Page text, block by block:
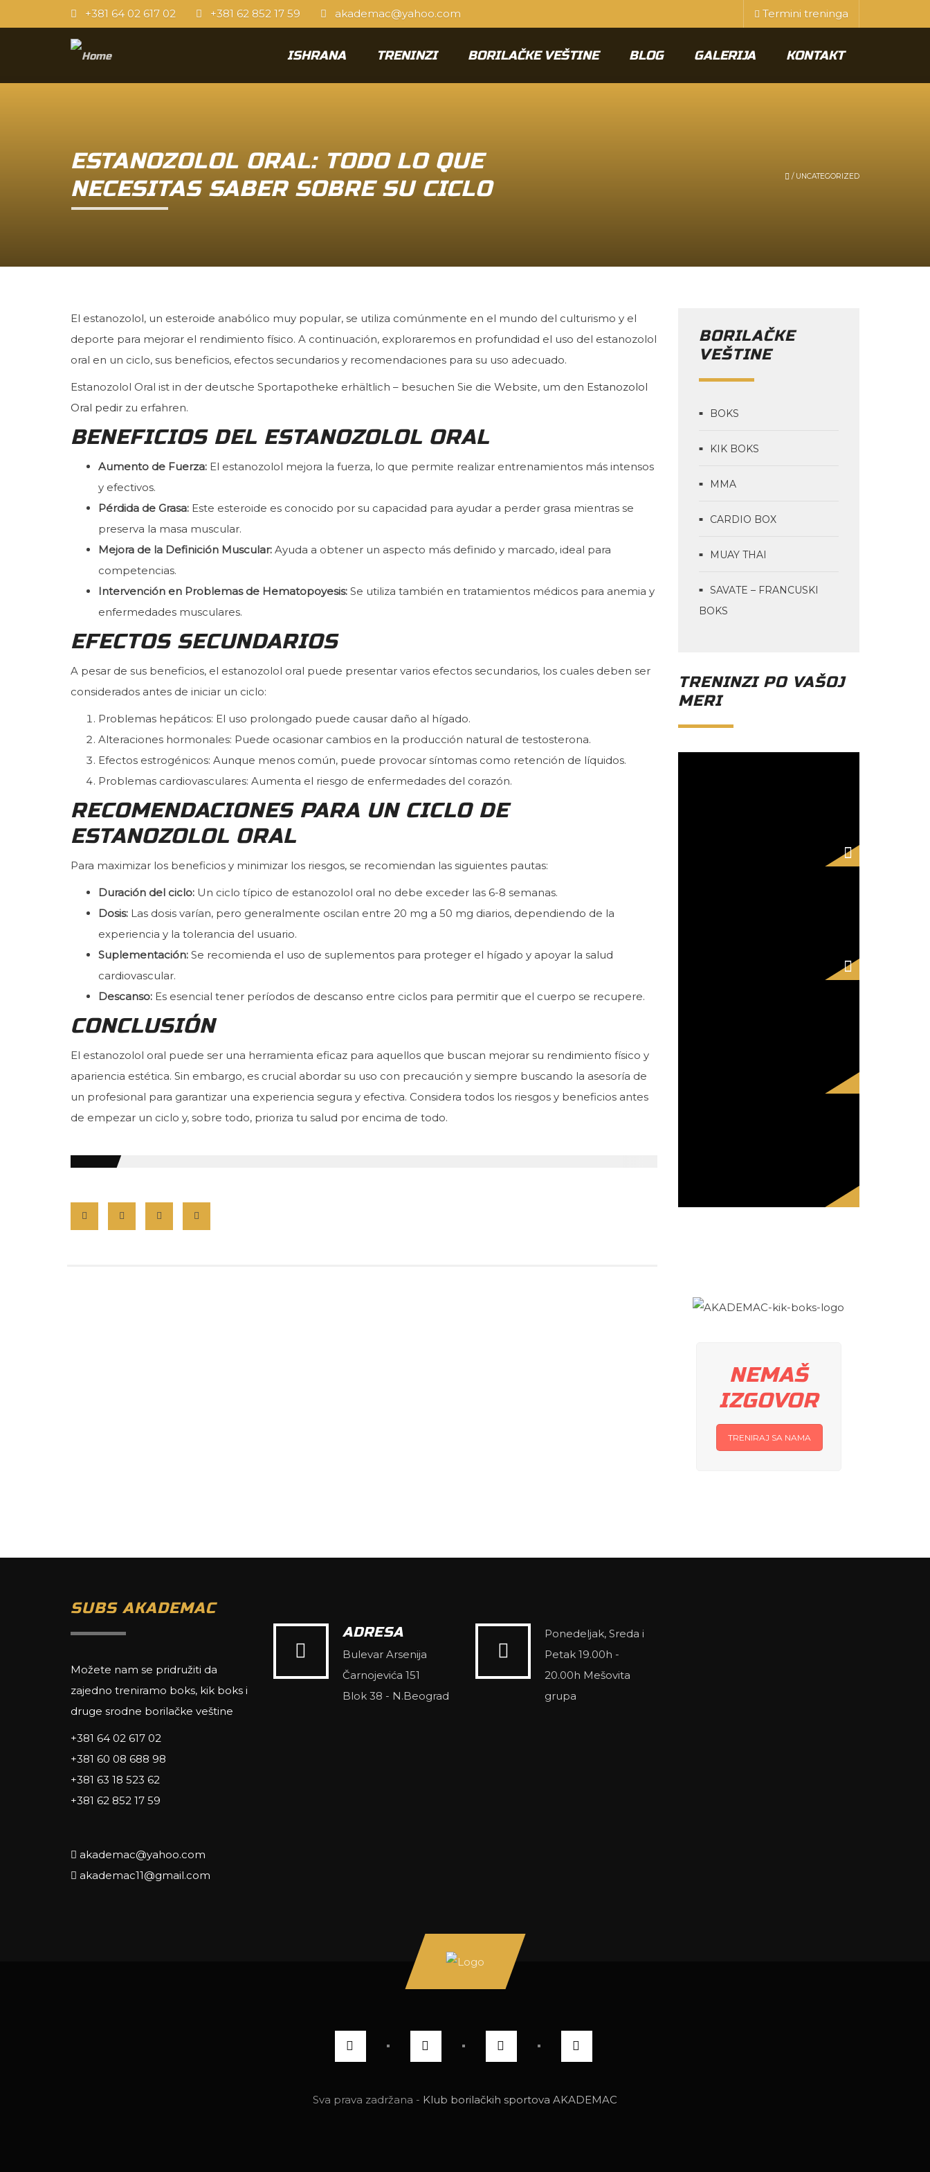
+381 64 02 617 02 +381 62 852 17 59 akademac@yahoo.com Termini treninga
ISHRANA TRENINZI BORILAČKE VEŠTINE BLOG GALERIJA KONTAKT
ESTANOZOLOL ORAL: TODO LO QUE
NECESITAS SABER SOBRE SU CICLO
/ UNCATEGORIZED
El estanozolol, un esteroide anabólico muy popular, se utiliza comúnmente en el mundo del culturismo y el
deporte para mejorar el rendimiento físico. A continuación, exploraremos en profundidad el uso del estanozolol
oral en un ciclo, sus beneficios, efectos secundarios y recomendaciones para su uso adecuado.
Estanozolol Oral ist in der deutsche Sportapotheke erhältlich – besuchen Sie die Website, um den Estanozolol
Oral pedir zu erfahren.
BENEFICIOS DEL ESTANOZOLOL ORAL
Aumento de Fuerza: El estanozolol mejora la fuerza, lo que permite realizar entrenamientos más intensos
y efectivos.
Pérdida de Grasa: Este esteroide es conocido por su capacidad para ayudar a perder grasa mientras se
preserva la masa muscular.
Mejora de la Definición Muscular: Ayuda a obtener un aspecto más definido y marcado, ideal para
competencias.
Intervención en Problemas de Hematopoyesis: Se utiliza también en tratamientos médicos para anemia y
enfermedades musculares.
EFECTOS SECUNDARIOS
A pesar de sus beneficios, el estanozolol oral puede presentar varios efectos secundarios, los cuales deben ser
considerados antes de iniciar un ciclo:
Problemas hepáticos: El uso prolongado puede causar daño al hígado.
Alteraciones hormonales: Puede ocasionar cambios en la producción natural de testosterona.
Efectos estrogénicos: Aunque menos común, puede provocar síntomas como retención de líquidos.
Problemas cardiovasculares: Aumenta el riesgo de enfermedades del corazón.
RECOMENDACIONES PARA UN CICLO DE
ESTANOZOLOL ORAL
Para maximizar los beneficios y minimizar los riesgos, se recomiendan las siguientes pautas:
Duración del ciclo: Un ciclo típico de estanozolol oral no debe exceder las 6-8 semanas.
Dosis: Las dosis varían, pero generalmente oscilan entre 20 mg a 50 mg diarios, dependiendo de la
experiencia y la tolerancia del usuario.
Suplementación: Se recomienda el uso de suplementos para proteger el hígado y apoyar la salud
cardiovascular.
Descanso: Es esencial tener períodos de descanso entre ciclos para permitir que el cuerpo se recupere.
CONCLUSIÓN
El estanozolol oral puede ser una herramienta eficaz para aquellos que buscan mejorar su rendimiento físico y
apariencia estética. Sin embargo, es crucial abordar su uso con precaución y siempre buscando la asesoría de
un profesional para garantizar una experiencia segura y efectiva. Considera todos los riesgos y beneficios antes
de empezar un ciclo y, sobre todo, prioriza tu salud por encima de todo.
BORILAČKE
VEŠTINE
BOKS
KIK BOKS
MMA
CARDIO BOX
MUAY THAI
SAVATE – FRANCUSKI
BOKS
TRENINZI PO VAŠOJ
MERI
NEMAŠ
IZGOVOR
TRENIRAJ SA NAMA
SUBS AKADEMAC
Možete nam se pridružiti da
zajedno treniramo boks, kik boks i
druge srodne borilačke veštine
+381 64 02 617 02
+381 60 08 688 98
+381 63 18 523 62
+381 62 852 17 59
akademac@yahoo.com
akademac11@gmail.com
ADRESA
Bulevar Arsenija
Čarnojevića 151
Blok 38 - N.Beograd
Ponedeljak, Sreda i
Petak 19.00h -
20.00h Mešovita
grupa
Sva prava zadržana - Klub borilačkih sportova AKADEMAC